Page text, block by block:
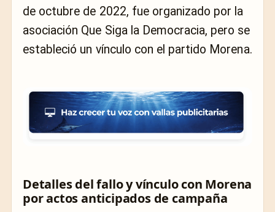
de octubre de 2022, fue organizado por la
asociación Que Siga la Democracia, pero se
estableció un vínculo con el partido Morena.
Detalles del fallo y vínculo con Morena
por actos anticipados de campaña